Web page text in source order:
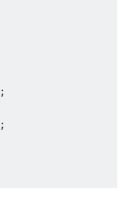
;
;